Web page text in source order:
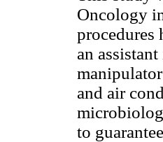
Oncology
procedures
an
and air
to